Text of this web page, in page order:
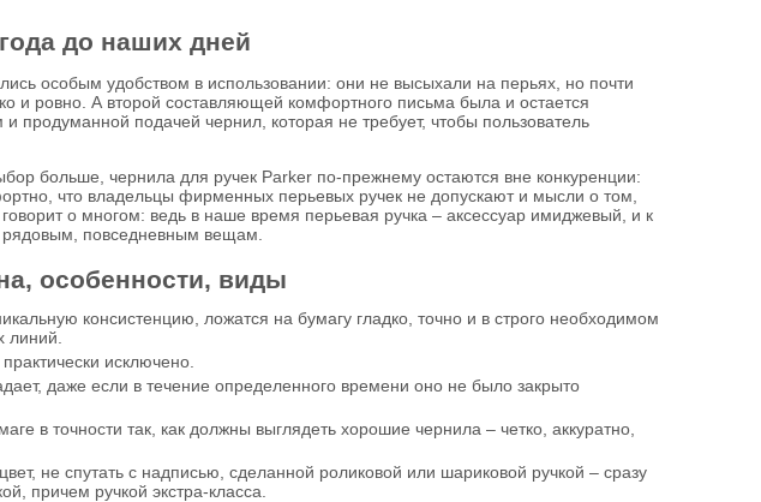
до наших дней
особым удобством в использовании: они не высыхали на перьях, но почти
и ровно. А второй составляющей комфортного письма была и остается
продуманной подачей чернил, которая не требует, чтобы пользователь
больше, чернила для ручек Parker по-прежнему остаются вне конкуренции:
что владельцы фирменных перьевых ручек не допускают и мысли о том,
о многом: ведь в наше время перьевая ручка – аксессуар имиджевый, и к
повседневным вещам.
особенности, виды
консистенцию, ложатся на бумагу гладко, точно и в строго необходимом
линий.
исключено.
даже если в течение определенного времени оно не было закрыто
в точности так, как должны выглядеть хорошие чернила – четко, аккуратно,
не спутать с надписью, сделанной роликовой или шариковой ручкой – сразу
причем ручкой экстра-класса.